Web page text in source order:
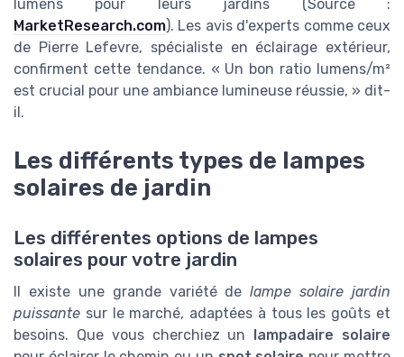
lumens pour leurs jardins (Source :
MarketResearch.com). Les avis d'experts comme ceux
de Pierre Lefevre, spécialiste en éclairage extérieur,
confirment cette tendance. « Un bon ratio lumens/m²
est crucial pour une ambiance lumineuse réussie, » dit-
il.
Les différents types de lampes
solaires de jardin
Les différentes options de lampes
solaires pour votre jardin
Il existe une grande variété delampe solaire jardin
puissante sur le marché, adaptées à tous les goûts et
besoins. Que vous cherchiez un lampadaire solaire